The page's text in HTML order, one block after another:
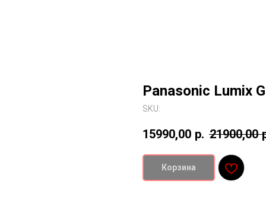
Panasonic Lumix
SKU:
15990,00 р. 21900,00
Корзина